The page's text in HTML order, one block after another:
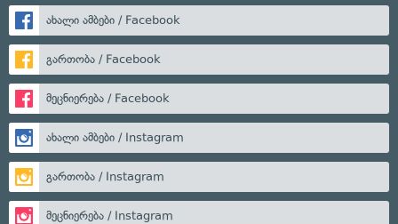
ახალი ამბები / Facebook
გართობა / Facebook
მეცნიერება / Facebook
ახალი ამბები / Instagram
გართობა / Instagram
მეცნიერება / Instagram